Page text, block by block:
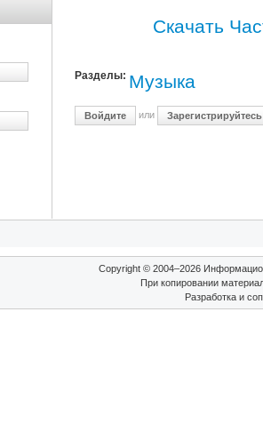
Скачать
Разделы: Музыка
Войдите или Зарегистрируйтесь
Copyright © 2004–2026
При копировании
Разработка и